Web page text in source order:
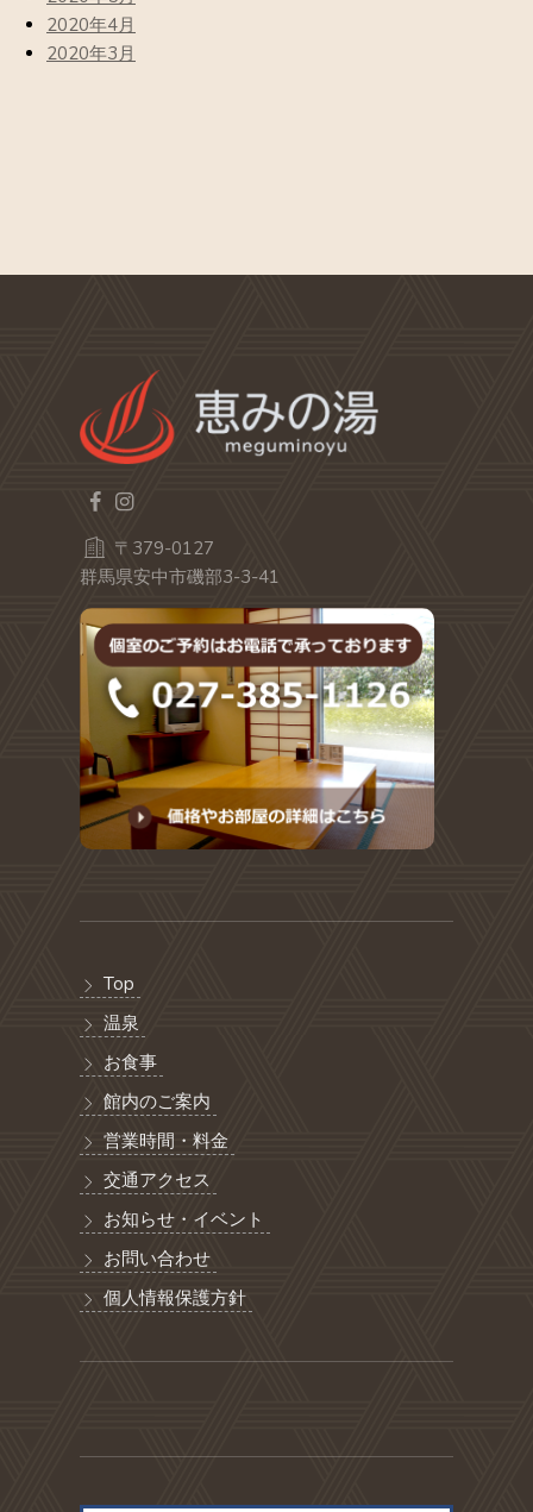
2020年4月
2020年3月
〒379-0127
群馬県安中市磯部3-3-41
Top
温泉
お食事
館内のご案内
営業時間・料金
交通アクセス
お知らせ・イベント
お問い合わせ
個人情報保護方針